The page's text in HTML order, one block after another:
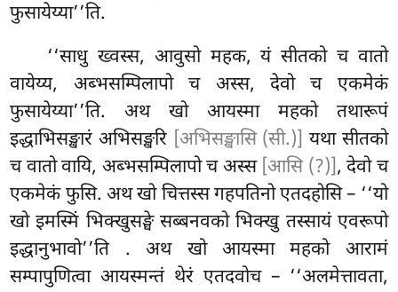
फुसायेय्या’’ति.
‘‘साधु ख्वस्स, आवुसो महक, यं सीतको च वातो
वायेय्य, अब्भसम्पिलापो च अस्स, देवो च एकमेकं
फुसायेय्या’’ति. अथ खो आयस्मा महको तथारूपं
इद्धाभिसङ्खारं अभिसङ्खरि [अभिसङ्खासि (सी.)] यथा सीतको
च वातो वायि, अब्भसम्पिलापो च अस्स [आसि (?)], देवो च
एकमेकं फुसि. अथ खो चित्तस्स गहपतिनो एतदहोसि – ‘‘यो
खो इमस्मिं भिक्खुसङ्घे सब्बनवको भिक्खु तस्सायं एवरूपो
इद्धानुभावो’’ति . अथ खो आयस्मा महको आरामं
सम्पापुणित्वा आयस्मन्तं थेरं एतदवोच – ‘‘अलमेत्तावता,